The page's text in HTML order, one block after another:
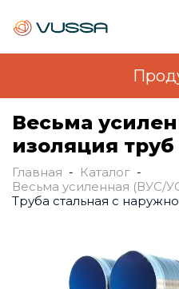
Весьма
изоляция труб
Вы здесь
Главная - Каталог -
Весьма усиленная (ВУС/
Труба стальная с